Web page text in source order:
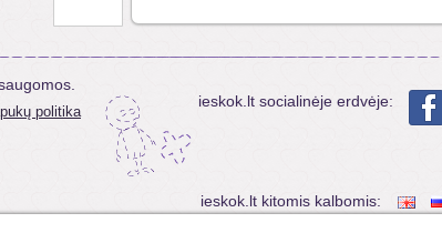
politika
ieskok.lt socialinėje erdvėje:
ieskok.lt kitomis kalbomis: